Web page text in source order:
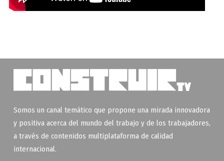
Somos un canal temático que propone una mirada innovadora
y positiva acerca del mundo del trabajo y de los trabajadores,
a través de contenidos multiplataforma de calidad
internacional.